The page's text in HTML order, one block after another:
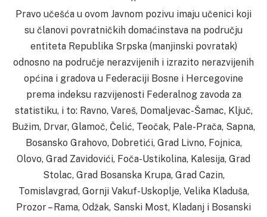
Pravo učešća u ovom Javnom pozivu imaju učenici koji
su članovi povratničkih domaćinstava na području
entiteta Republika Srpska (manjinski povratak)
odnosno na područje nerazvijenih i izrazito nerazvijenih
općina i gradova u Federaciji Bosne i Hercegovine
prema indeksu razvijenosti Federalnog zavoda za
statistiku, i to: Ravno, Vareš, Domaljevac-Šamac, Ključ,
Bužim, Drvar, Glamoč, Čelić, Teočak, Pale-Prača, Sapna,
Bosansko Grahovo, Dobretići, Grad Livno, Fojnica,
Olovo, Grad Zavidovići, Foča-Ustikolina, Kalesija, Grad
Stolac, Grad Bosanska Krupa, Grad Cazin,
Tomislavgrad, Gornji Vakuf-Uskoplje, Velika Kladuša,
Prozor – Rama, Odžak, Sanski Most, Kladanj i Bosanski